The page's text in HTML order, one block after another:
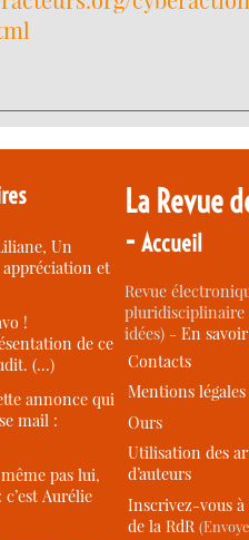
Un
et
!
de ce
(…)
annonce qui
mail :
pas lui,
Aurélie
La Revue
-Accueil
Revue
idées) -En
Contacts
Mentions légales
Ours
Utilisation des
d’auteurs
Inscrivez-vous
de la RdR